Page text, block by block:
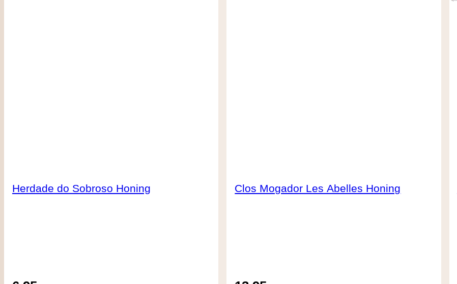
Herdade do Sobroso Honing Clos Mogador Les Abelles Honing